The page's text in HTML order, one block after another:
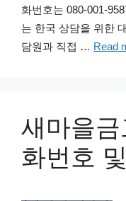
화번호는 080-001-
는 한국 상담을 위한
담원과 직접 … Read
새마을
화번호